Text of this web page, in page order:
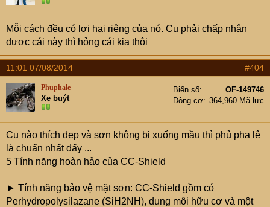
Mỗi cách đều có lợi hại riêng của nó. Cụ phải chấp nhận
được cái này thì hỏng cái kia thôi
11:01 07/08/2014 #404
Phuphale
Xe buýt
Biển số
OF-149746
Động cơ
364,960 Mã lực
Cụ nào thích đẹp và sơn không bị xuống mầu thì phủ pha lê
là chuẩn nhất đấy ...
5 Tính năng hoàn hảo của CC-Shield
► Tính năng bảo vệ mặt sơn: CC-Shield gồm có
Perhydropolysilazane (SiH2NH), dung môi hữu cơ và một